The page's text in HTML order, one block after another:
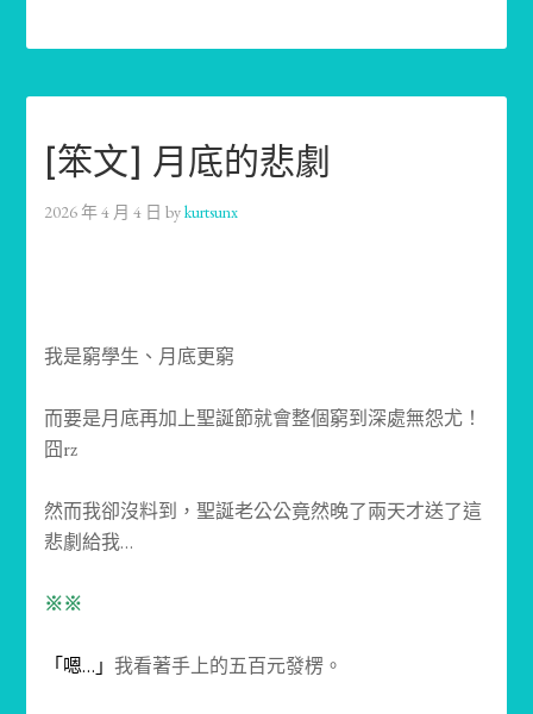
[笨文] 月底的悲劇
2026 年 4 月 4 日 bykurtsunx
我是窮學生、月底更窮
而要是月底再加上聖誕節就會整個窮到深處無怨尤！
囧rz
然而我卻沒料到，聖誕老公公竟然晚了兩天才送了這
悲劇給我…
※※
「嗯…」我看著手上的五百元發楞。